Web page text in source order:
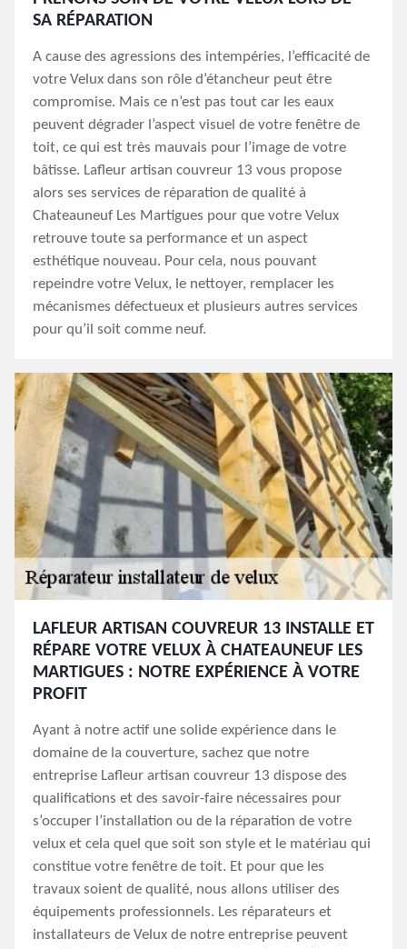
SA RÉPARATION
A cause des agressions des intempéries, l’efficacité de
votre Velux dans son rôle d’étancheur peut être
compromise. Mais ce n’est pas tout car les eaux
peuvent dégrader l’aspect visuel de votre fenêtre de
toit, ce qui est très mauvais pour l’image de votre
bâtisse. Lafleur artisan couvreur 13 vous propose
alors ses services de réparation de qualité à
Chateauneuf Les Martigues pour que votre Velux
retrouve toute sa performance et un aspect
esthétique nouveau. Pour cela, nous pouvant
repeindre votre Velux, le nettoyer, remplacer les
mécanismes défectueux et plusieurs autres services
pour qu’il soit comme neuf.
LAFLEUR ARTISAN COUVREUR 13 INSTALLE ET
RÉPARE VOTRE VELUX À CHATEAUNEUF LES
MARTIGUES : NOTRE EXPÉRIENCE À VOTRE
PROFIT
Ayant à notre actif une solide expérience dans le
domaine de la couverture, sachez que notre
entreprise Lafleur artisan couvreur 13 dispose des
qualifications et des savoir-faire nécessaires pour
s’occuper l’installation ou de la réparation de votre
velux et cela quel que soit son style et le matériau qui
constitue votre fenêtre de toit. Et pour que les
travaux soient de qualité, nous allons utiliser des
équipements professionnels. Les réparateurs et
installateurs de Velux de notre entreprise peuvent